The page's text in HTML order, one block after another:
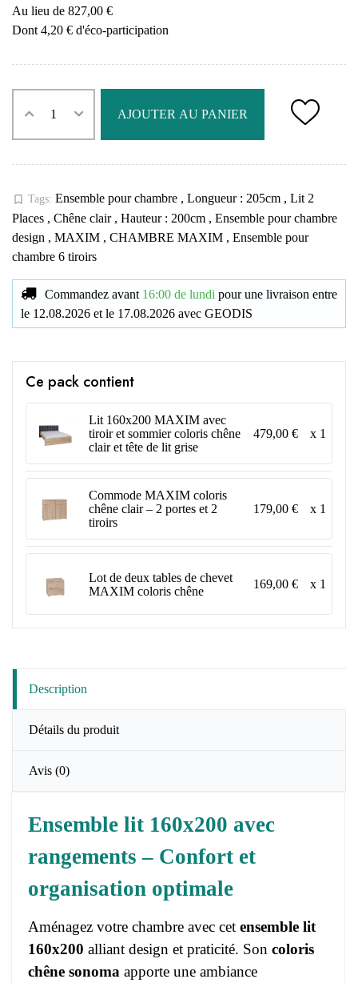
Au lieu de 827,00 €
Dont 4,20 € d'éco-participation
AJOUTER AU PANIER
bookmark_border Tags: Ensemble pour chambre , Longueur : 205cm , Lit 2
Places , Chêne clair , Hauteur : 200cm , Ensemble pour chambre
design , MAXIM , CHAMBRE MAXIM , Ensemble pour
chambre 6 tiroirs
Commandez avant 16:00 de lundi pour une livraison entre
le 12.08.2026 et le 17.08.2026 avec GEODIS
Ce pack contient
Lit 160x200 MAXIM avec
tiroir et sommier coloris chêne
clair et tête de lit grise
479,00 € x 1
Commode MAXIM coloris
chêne clair – 2 portes et 2
tiroirs
179,00 € x 1
Lot de deux tables de chevet
MAXIM coloris chêne
169,00 € x 1
Description
Détails du produit
Avis (0)
Ensemble lit 160x200 avec
rangements – Confort et
organisation optimale
Aménagez votre chambre avec cet ensemble lit
160x200 alliant design et praticité. Son coloris
chêne sonoma apporte une ambiance